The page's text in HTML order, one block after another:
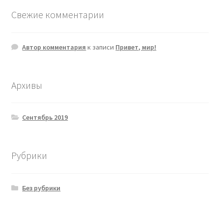
Свежие комментарии
Автор комментария к записи Привет, мир!
Архивы
Сентябрь 2019
Рубрики
Без рубрики